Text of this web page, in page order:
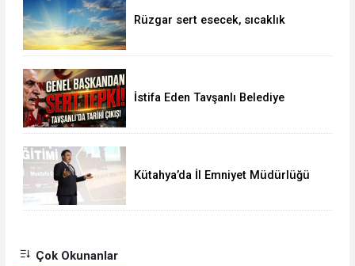
Rüzgar sert esecek, sıcaklık
İstifa Eden Tavşanlı Belediye
Kütahya’da İl Emniyet Müdürlüğü
Çok Okunanlar